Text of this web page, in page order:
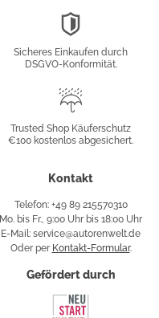
Sicheres Einkaufen durch
DSGVO-Konformität.
Käuferschutz
Trusted Shop Käuferschutz
€100 kostenlos abgesichert.
Kontakt
Telefon: +49 89 215570310
Mo. bis Fr., 9:00 Uhr bis 18:00 Uhr
E-Mail: service@autorenwelt.de
Oder per Kontakt-Formular.
Gefördert durch